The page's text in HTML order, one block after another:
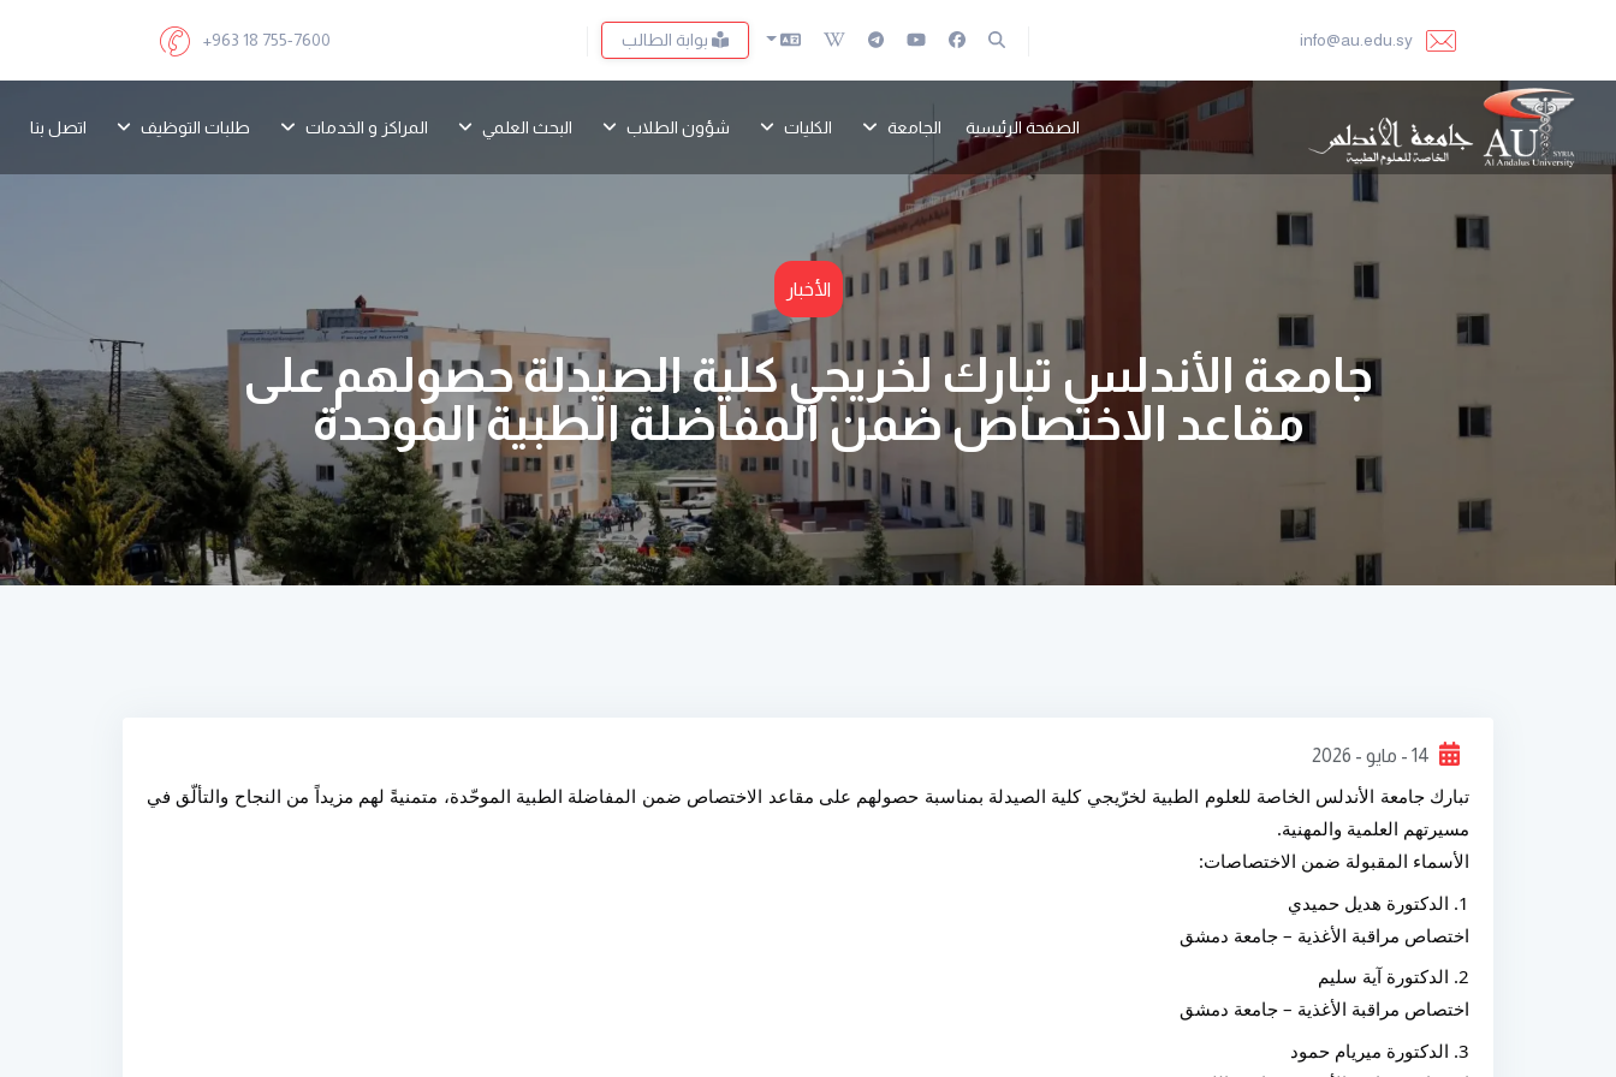
بوابة الطالب +963 18 755-7600
الصفحة الرئيسية الجامعة الكليات شؤون الطلاب البحث العلمي المراكز و الخدمات طلبات التوظيف اتصل بنا
الأخبار
جامعة الأندلس تبارك لخريجي كلية الصيدلة حصولهم على
مقاعد الاختصاص ضمن المفاضلة الطبية الموحدة
14 - مايو - 2026
مسيرتهم العلمية والمهنية.
الأسماء المقبولة ضمن الاختصاصات:
1. الدكتورة هديل حميدي
اختصاص مراقبة الأغذية – جامعة دمشق
2. الدكتورة آية سليم
اختصاص مراقبة الأغذية – جامعة دمشق
3. الدكتورة ميريام حمود